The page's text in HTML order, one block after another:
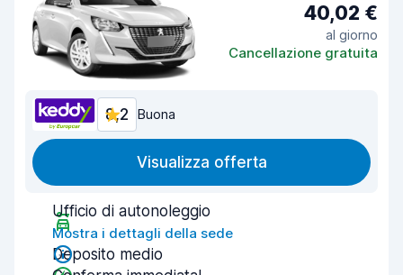
40,02 €
al giorno
Cancellazione gratuita
8,2 Buona
Visualizza offerta
Ufficio di autonoleggio
Mostra i dettagli della sede
Deposito medio